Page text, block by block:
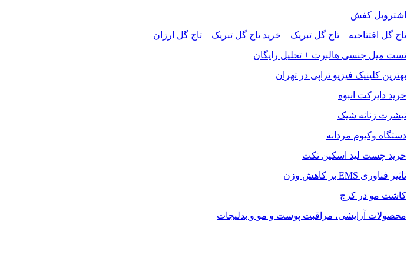
اشتروبل کفش
تاج گل افتتاحیه _ تاج گل تبریک _ خرید تاج گل تبریک _ تاج گل ارزان
تست میل جنسی هالبرت + تحلیل رایگان
بهترین کلینیک فیزیو تراپی در تهران
خرید دایرکت انبوه
تیشرت زنانه شیک
دستگاه وکیوم مردانه
خرید چست لید اسکین تکت
تاثیر فناوری EMS بر کاهش وزن
کاشت مو در کرج
محصولات آرایشی، مراقبت پوست و مو و بدلیجات